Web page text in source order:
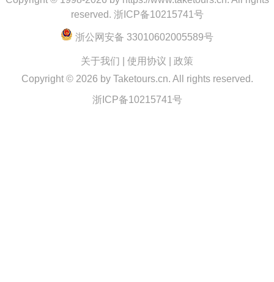
reserved. 浙ICP备10215741号
浙公网安备 33010602005589号
关于我们 使用协议
政策
Copyright © 2026 by Taketours.cn. All rights reserved.
浙ICP备10215741号